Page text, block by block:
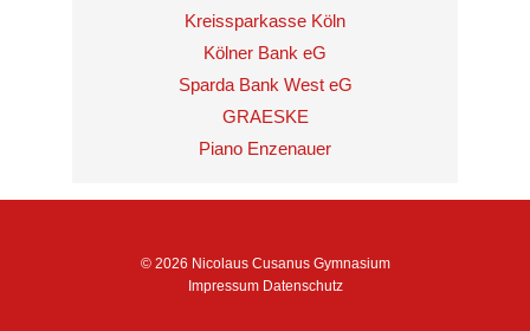
Kreissparkasse Köln
Kölner Bank eG
Sparda Bank West eG
GRAESKE
Piano Enzenauer
© 2026 Nicolaus Cusanus Gymnasium
Impressum Datenschutz